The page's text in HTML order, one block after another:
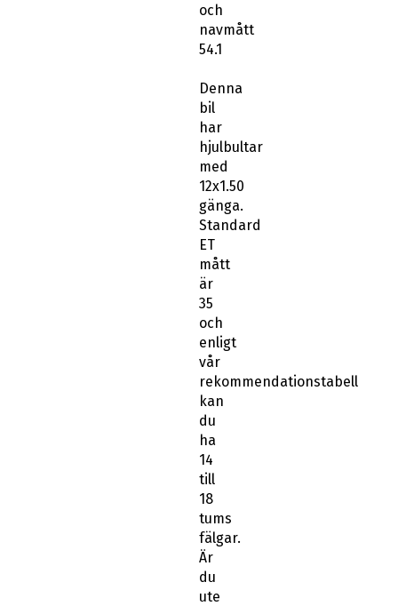
och
navmått
54.1
Denna
bil
har
hjulbultar
med
12x1.50
gänga.
Standard
ET
mått
är
35
och
enligt
vår
rekommendationstabell
kan
du
ha
14
till
18
tums
fälgar.
Är
du
ute